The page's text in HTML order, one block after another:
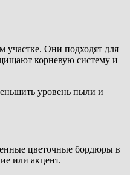
участке. Они подходят для
корневую систему и
уровень пыли и
цветочные бордюры в
или акцент.